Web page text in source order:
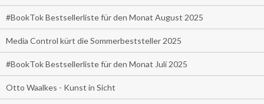
#BookTok Bestsellerliste für den Monat August 2025
Media Control kürt die Sommerbeststeller 2025
#BookTok Bestsellerliste für den Monat Juli 2025
Otto Waalkes - Kunst in Sicht